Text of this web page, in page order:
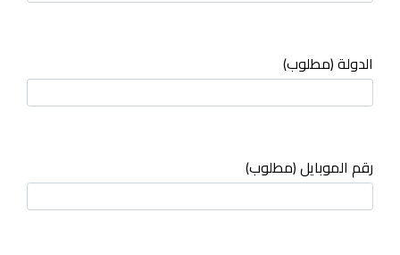
الدولة (مطلوب)
رقم الموبايل (مطلوب)